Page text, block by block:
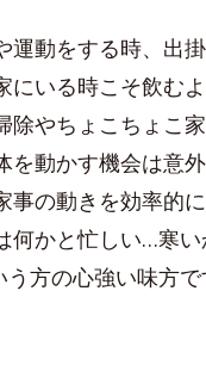
運動をする時、出
にいる時こそ飲む
除やちょこちょこ
を動かす機会は意外
事の動きを効率的
何かと忙しい…寒
方の心強い味方で